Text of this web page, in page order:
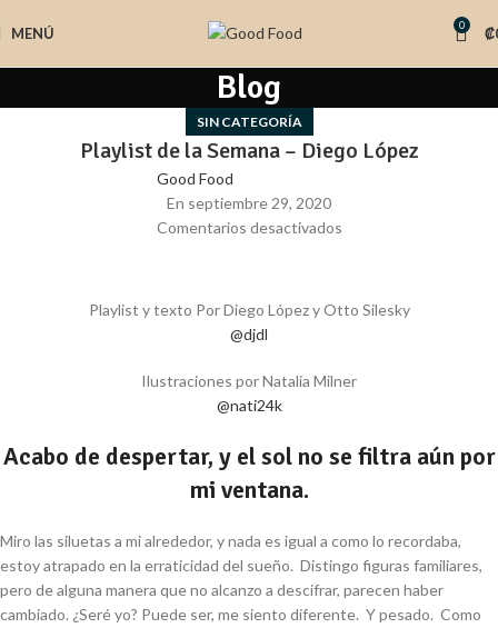
MENÚ 0 ₡
Blog
SIN CATEGORÍA
Playlist de la Semana – Diego López
Good Food
En septiembre 29, 2020
Comentarios desactivados
Playlist y texto Por Diego López y Otto Silesky
@djdl
Ilustraciones por Natalia Milner
@nati24k
Acabo de despertar, y el sol no se filtra aún por
mi ventana.
Miro las siluetas a mi alrededor, y nada es igual a como lo recordaba,
estoy atrapado en la erraticidad del sueño. Distingo figuras familiares,
pero de alguna manera que no alcanzo a descifrar, parecen haber
cambiado. ¿Seré yo? Puede ser, me siento diferente. Y pesado. Como